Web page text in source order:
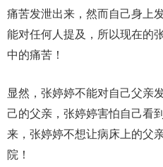
痛苦发泄出来，然而自己身上
能对任何人提及，所以现在的
中的痛苦！
显然，张婷婷不能对自己父亲
己的父亲，张婷婷害怕自己看
来，张婷婷不想让病床上的父
院！